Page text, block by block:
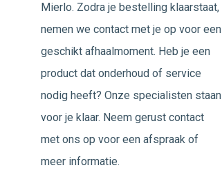
Mierlo. Zodra je bestelling klaarstaat,
nemen we contact met je op voor een
geschikt afhaalmoment. Heb je een
product dat onderhoud of service
nodig heeft? Onze specialisten staan
voor je klaar. Neem gerust contact
met ons op voor een afspraak of
meer informatie.